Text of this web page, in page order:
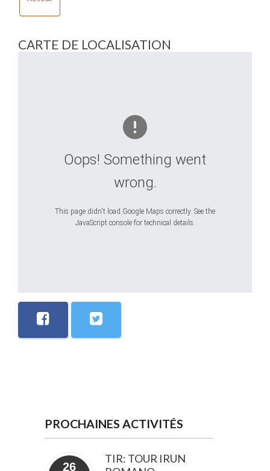
CARTE DE LOCALISATION
Oops! Something went
wrong.
This page didn't load Google Maps correctly. See the
JavaScript console for technical details.
PROCHAINES ACTIVITÉS
26
TIR: TOUR IRUN